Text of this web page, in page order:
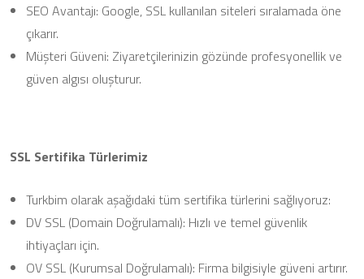
SEO Avantajı: Google, SSL kullanılan siteleri sıralamada öne
çıkarır.
Müşteri Güveni: Ziyaretçilerinizin gözünde profesyonellik ve
güven algısı oluşturur.
SSL Sertifika Türlerimiz
Turkbim olarak aşağıdaki tüm sertifika türlerini sağlıyoruz:
DV SSL (Domain Doğrulamalı): Hızlı ve temel güvenlik
ihtiyaçları için.
OV SSL (Kurumsal Doğrulamalı): Firma bilgisiyle güveni artırır.